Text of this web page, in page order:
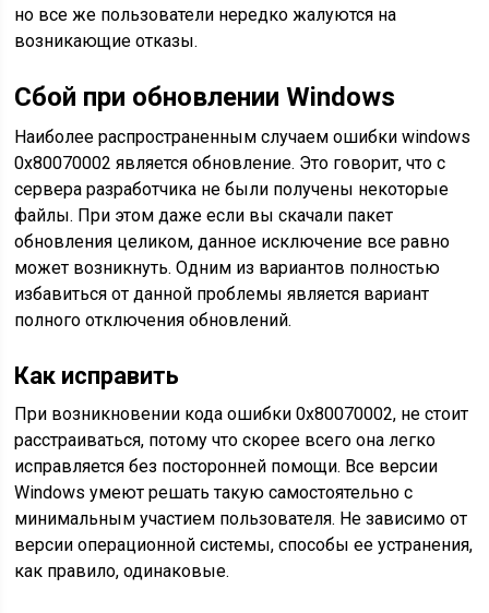
но все же пользователи нередко жалуются на
возникающие отказы.
Сбой при обновлении Windows
Наиболее распространенным случаем ошибки windows
0х80070002 является обновление. Это говорит, что с
сервера разработчика не были получены некоторые
файлы. При этом даже если вы скачали пакет
обновления целиком, данное исключение все равно
может возникнуть. Одним из вариантов полностью
избавиться от данной проблемы является вариант
полного отключения обновлений.
Как исправить
При возникновении кода ошибки 0x80070002, не стоит
расстраиваться, потому что скорее всего она легко
исправляется без посторонней помощи. Все версии
Windows умеют решать такую самостоятельно с
минимальным участием пользователя. Не зависимо от
версии операционной системы, способы ее устранения,
как правило, одинаковые.